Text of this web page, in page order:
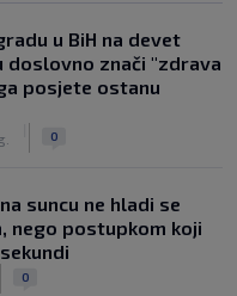
u BiH na devet
doslovno znači "zdrava
posjete ostanu
0
suncu ne hladi se
nego postupkom koji
0